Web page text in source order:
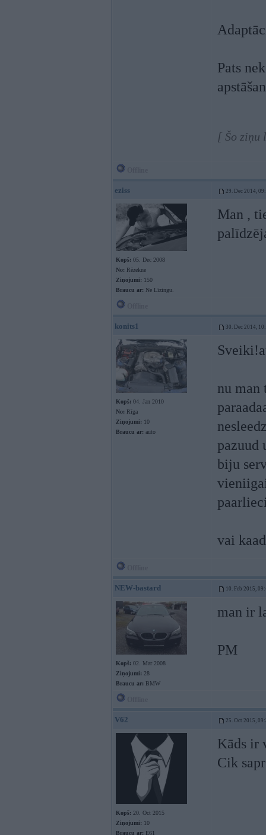
Pats
[ Šo ziņu
eziss 29. Dec 2014,
Kopš: 05. Dec 2008
No: Rēzekne
Ziņojumi: 150
Braucu ar: Ne Līzingu.
Man ,
konits1 30. Dec 2014,
Kopš: 04. Jan 2010
No: Rīga
Ziņojumi: 10
Braucu ar: auto
nu man
pazuud
biju
vai
NEW-bastard 10. Feb 2015,
Kopš: 02. Mar 2008
Ziņojumi: 28
Braucu ar: BMW
man ir
PM
V62 25. Oct 2015,
Kopš: 20. Oct 2015
Ziņojumi: 10
Braucu ar: E61
Kāds ir
Cik